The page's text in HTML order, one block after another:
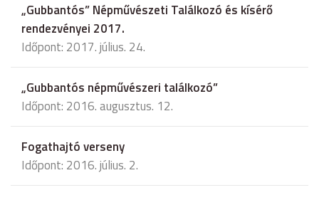
„Gubbantós” Népművészeti Találkozó és kísérő
rendezvényei 2017.
Időpont: 2017. július. 24.
„Gubbantós népművészeri találkozó”
Időpont: 2016. augusztus. 12.
Fogathajtó verseny
Időpont: 2016. július. 2.